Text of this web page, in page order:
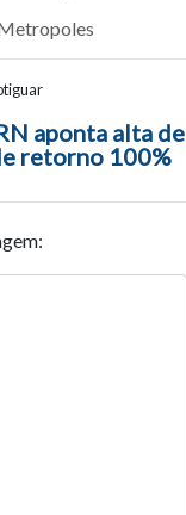
entre posts
aponta alta de
retorno 100%